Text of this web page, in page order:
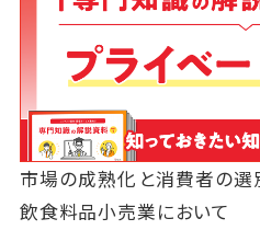
市場の成熟化と消費者の選
飲食料品小売業において